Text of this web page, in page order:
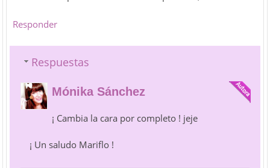
Responder
Respuestas
Mónika Sánchez
¡ Cambia la cara por completo ! jeje
¡ Un saludo Mariflo !